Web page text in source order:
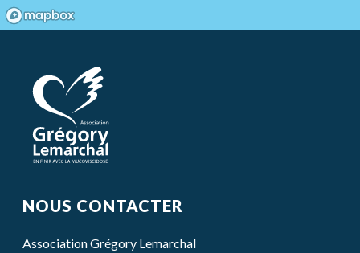
NOUS CONTACTER
Association Grégory Lemarchal